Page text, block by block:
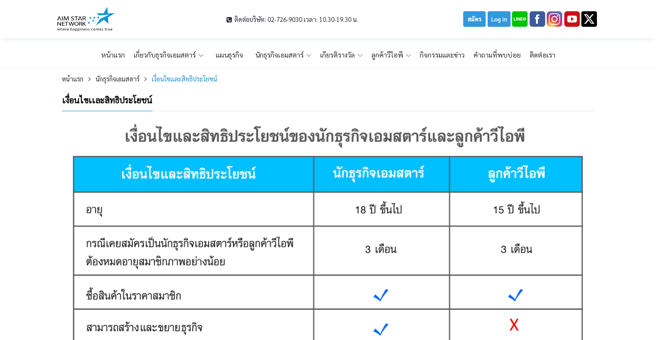
ติดต่อบริษัท: 02-726-9030 เวลา: 10.30-19.30 น. Log in
สมัคร
หน้าเเรก เกี่ยวกับธุรกิจเอมสตาร์ แผนธุรกิจ นักธุรกิจเอมสตาร์ เกียรติรางวัล ลูกค้าวีไอพี กิจกรรมและข่าว คำถามที่พบบ่อย ติดต่อเรา
หน้าเเรก นักธุรกิจเอมสตาร์ เงื่อนไขเเละสิทธิประโยชน์
เงื่อนไขเเละสิทธิประโยชน์